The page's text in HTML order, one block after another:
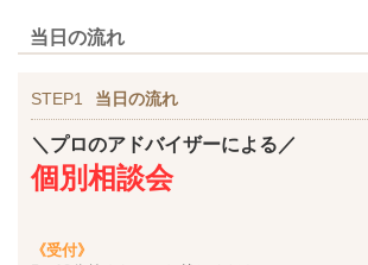
当日の流れ
STEP1 当日の流れ
＼プロのアドバイザーによる／
個別相談会
《受付》